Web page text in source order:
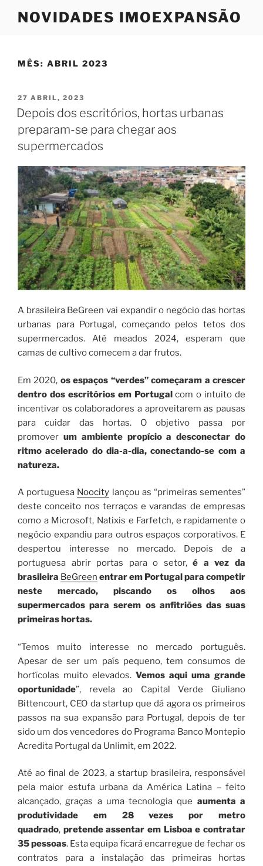
NOVIDADES IMOEXPANSÃO
MÊS: ABRIL 2023
PUBLICADO
EM
27 ABRIL, 2023
Depois dos escritórios, hortas urbanas
preparam-se para chegar aos
supermercados
A brasileira BeGreen vai expandir o negócio das hortas
urbanas para Portugal, começando pelos tetos dos
supermercados. Até meados 2024, esperam que
camas de cultivo comecem a dar frutos.
Em 2020, os espaços “verdes” começaram a crescer
dentro dos escritórios em Portugalcom o intuito de
incentivar os colaboradores a aproveitarem as pausas
para cuidar das hortas. O objetivo passa por
promover um ambiente propício a desconectar do
ritmo acelerado do dia-a-dia, conectando-se com a
natureza.
A portuguesa Noocity lançou as “primeiras sementes”
deste conceito nos terraços e varandas de empresas
como a Microsoft, Natixis e Farfetch, e rapidamente o
negócio expandiu para outros espaços corporativos. E
despertou interesse no mercado. Depois de a
portuguesa abrir portas para o setor,é a vez da
brasileira BeGreen entrar em Portugal para competir
neste mercado, piscando os olhos aos
supermercados para serem os anfitriões das suas
primeiras hortas.
“Temos muito interesse no mercado português.
Apesar de ser um país pequeno, tem consumos de
hortícolas muito elevados. Vemos aqui uma grande
oportunidade”, revela ao Capital Verde Giuliano
Bittencourt, CEO da startup que dá agora os primeiros
passos na sua expansão para Portugal, depois de ter
sido um dos vencedores do Programa Banco Montepio
Acredita Portugal da Unlimit, em 2022.
Até ao final de 2023, a startup brasileira, responsável
pela maior estufa urbana da América Latina – feito
alcançado, graças a uma tecnologia que aumenta a
produtividade em 28 vezes por metro
quadrado, pretende assentar em Lisboa e contratar
35 pessoas. Esta equipa ficará encarregue de fechar os
contratos para a instalação das primeiras hortas